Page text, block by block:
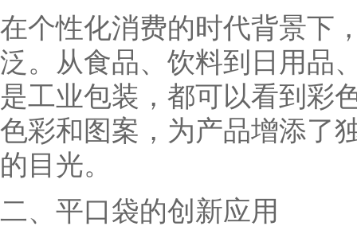
在个性化消费的时代背景下
泛。从食品、饮料到日用品
是工业包装，都可以看到彩
色彩和图案，为产品增添了
的目光。
二、平口袋的创新应用